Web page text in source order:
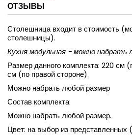
ОТЗЫВЫ
Столешница входит в стоимость
столешницы).
Кухня модульная - можно набрать
Размер данного комплекта: 220 см
см (по правой стороне).
Можно набрать любой размер
Состав комплекта:
Можно набрать любой размер.
Цвет: на выбор из